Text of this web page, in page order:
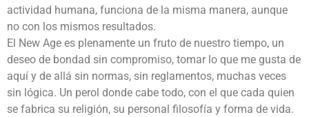
actividad humana, funciona de la misma manera, aunque
no con los mismos resultados.
El New Age es plenamente un fruto de nuestro tiempo, un
deseo de bondad sin compromiso, tomar lo que me gusta de
aquí y de allá sin normas, sin reglamentos, muchas veces
sin lógica. Un perol donde cabe todo, con el que cada quien
se fabrica su religión, su personal filosofía y forma de vida.